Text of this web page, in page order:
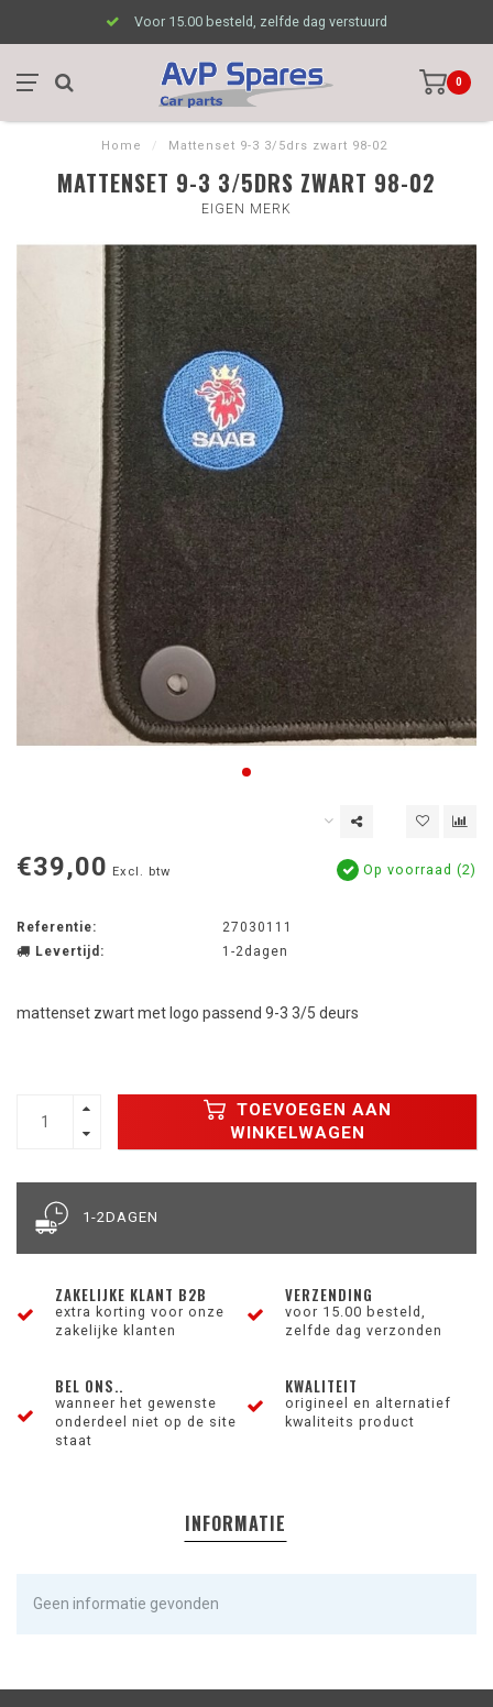
Voor 15.00 besteld, zelfde dag verstuurd
0
Home / Mattenset 9-3 3/5drs zwart 98-02
MATTENSET 9-3 3/5DRS ZWART 98-02
EIGEN MERK
€39,00 Excl. btw Op voorraad (2)
Referentie:
27030111
Levertijd:
1-2dagen
mattenset zwart met logo passend 9-3 3/5 deurs
TOEVOEGEN AAN
WINKELWAGEN
1-2DAGEN
ZAKELIJKE KLANT B2B
extra korting voor onze
zakelijke klanten
VERZENDING
voor 15.00 besteld,
zelfde dag verzonden
BEL ONS..
wanneer het gewenste
onderdeel niet op de site
staat
KWALITEIT
origineel en alternatief
kwaliteits product
INFORMATIE
Geen informatie gevonden